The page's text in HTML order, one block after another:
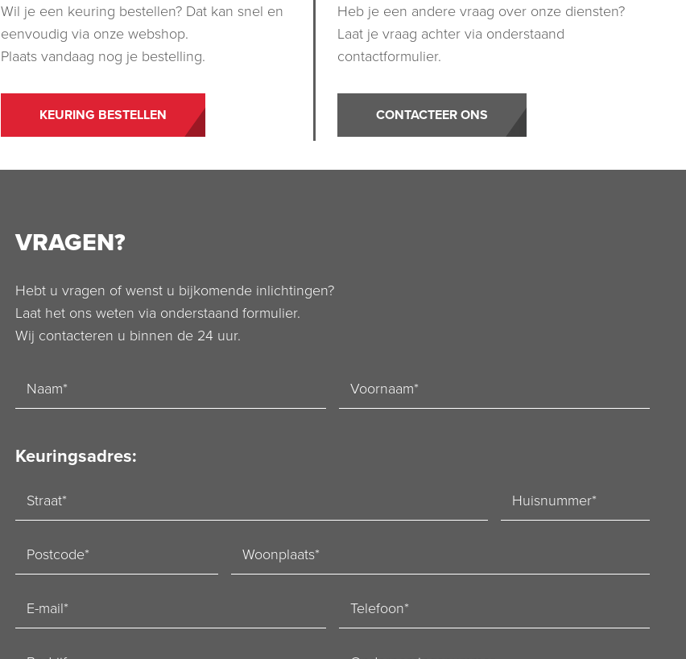
Wil je een keuring bestellen? Dat kan snel en
eenvoudig via onze webshop.
Plaats vandaag nog je bestelling.
KEURING BESTELLEN
Heb je een andere vraag over onze diensten?
Laat je vraag achter via onderstaand
contactformulier.
CONTACTEER ONS
VRAGEN?
Hebt u vragen of wenst u bijkomende inlichtingen?
Laat het ons weten via onderstaand formulier.
Wij contacteren u binnen de 24 uur.
Keuringsadres: